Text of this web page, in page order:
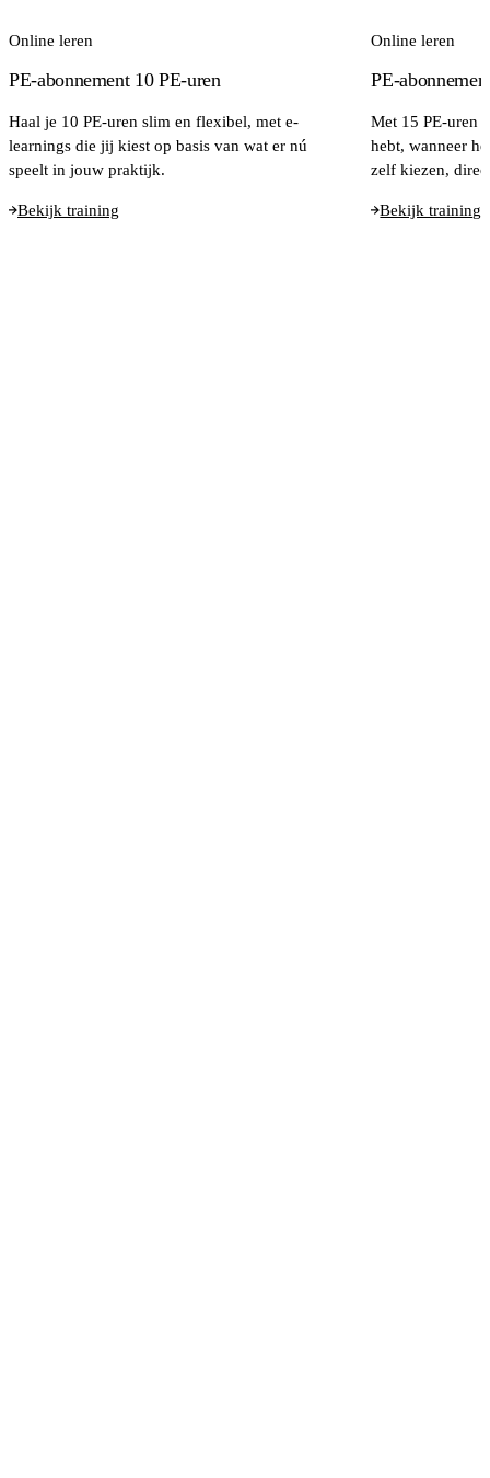
Online leren
PE-abonnement 10 PE-uren
Haal je 10 PE-uren slim en flexibel, met e-
learnings die jij kiest op basis van wat er nú
speelt in jouw praktijk.
Bekijk training
Online leren
PE-
Met 15 PE-uren
hebt, wanneer
zelf kiezen,
Bekijk training